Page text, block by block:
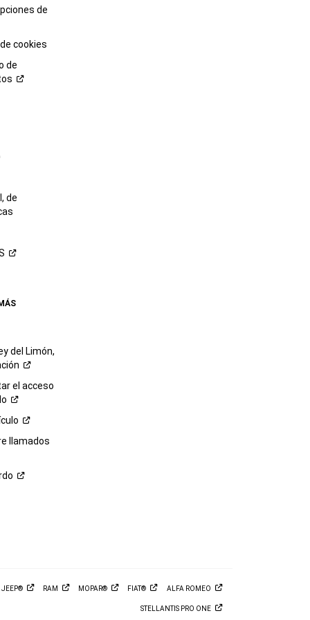
de
cookies
de
de
del Limón,
el acceso
llamados
JEEP® RAM MOPAR® FIAT® ALFA ROMEO
STELLANTIS PRO ONE